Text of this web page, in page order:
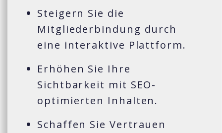
Steigern Sie die
Mitgliederbindung durch
eine interaktive Plattform.
Erhöhen Sie Ihre
Sichtbarkeit mit SEO-
optimierten Inhalten.
Schaffen Sie Vertrauen